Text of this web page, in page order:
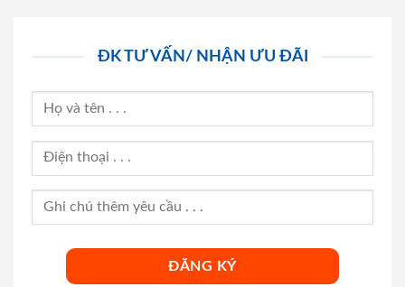
ĐK TƯ VẤN/ NHẬN ƯU ĐÃI